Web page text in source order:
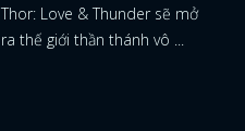
Thor: Love & Thunder sẽ mở
ra thế giới thần thánh vô ...